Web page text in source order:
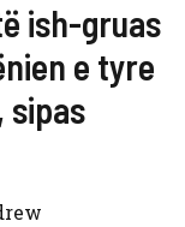
ish-gruas
e tyre
sipas